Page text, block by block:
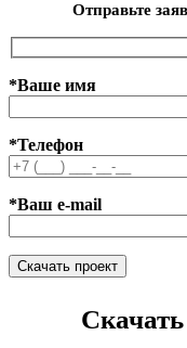
Отправьте
*Ваше имя
*Телефон
*Ваш e-mail